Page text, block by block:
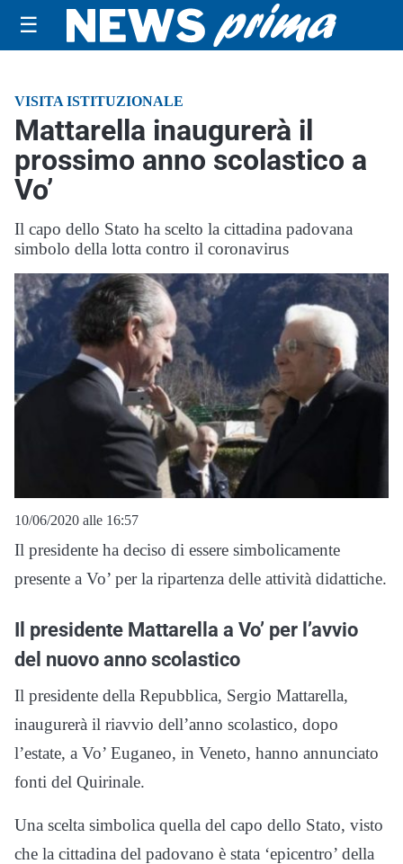
☰
VISITA ISTITUZIONALE
Mattarella inaugurerà il
prossimo anno scolastico a
Vo’
Il capo dello Stato ha scelto la cittadina padovana
simbolo della lotta contro il coronavirus
10/06/2020 alle 16:57
Il presidente ha deciso di essere simbolicamente
presente a Vo’ per la ripartenza delle attività didattiche.
Il presidente Mattarella a Vo’ per l’avvio
del nuovo anno scolastico
Il presidente della Repubblica, Sergio Mattarella,
inaugurerà il riavvio dell’anno scolastico, dopo
l’estate, a Vo’ Euganeo, in Veneto, hanno annunciato
fonti del Quirinale.
Una scelta simbolica quella del capo dello Stato, visto
che la cittadina del padovano è stata ‘epicentro’ della